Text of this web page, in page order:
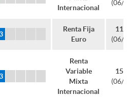
Internacional
Renta Fija
Euro
(06/
Renta
Variable
Mixta
Internacional
(06/